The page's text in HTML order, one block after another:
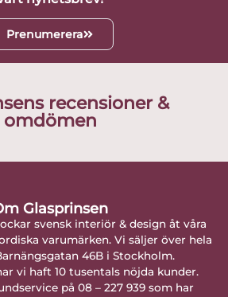
Prenumerera
recensioner &
omdömen
Glasprinsen
svensk interiör & design åt våra
varumärken. Vi säljer över hela
46B i Stockholm.
vi haft 10 tusentals nöjda kunder.
på 08 – 227 939 som har